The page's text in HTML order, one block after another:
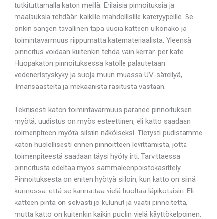
tutkituttamalla katon meillä. Erilaisia pinnoituksia ja
maalauksia tehdään kaikille mahdollisille katetyypeille. Se
onkin sangen tavallinen tapa uusia katteen ulkonäkö ja
toimintavarmuus riippumatta katemateriaalista. Yleensä
pinnoitus voidaan kuitenkin tehdä vain kerran per kate.
Huopakaton pinnoituksessa katolle palautetaan
vedeneristyskyky ja suoja muun muassa UV-säteilyä,
ilmansaasteita ja mekaanista rasitusta vastaan.
Teknisesti katon toimintavarmuus paranee pinnoituksen
myötä, uudistus on myös esteettinen, eli katto saadaan
toimenpiteen myötä siistin näköiseksi. Tietysti pudistamme
katon huolellisesti ennen pinnoitteen levittämistä, jotta
toimenpiteestä saadaan täysi hyöty irti. Tarvittaessa
pinnoitusta edeltää myös sammaleenpoistokäsittely.
Pinnoituksesta on eniten hyötyä silloin, kun katto on siinä
kunnossa, että se kannattaa vielä huoltaa läpikotaisin. Eli
katteen pinta on selvästi jo kulunut ja vaatii pinnoitetta,
mutta katto on kuitenkin kaikin puolin vielä käyttökelpoinen.